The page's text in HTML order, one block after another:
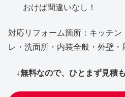
おけば間違いなし！
対応リフォーム箇所：キッチン
レ・洗面所・内装全般・外壁・
↓無料なので、ひとまず見積